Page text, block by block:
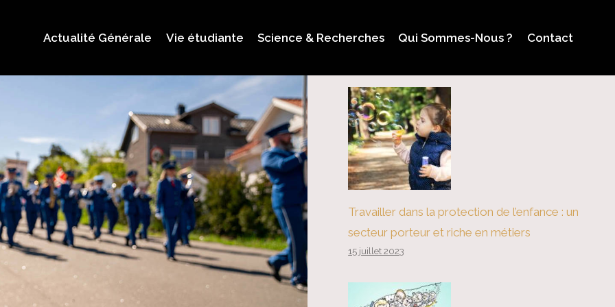
Actualité Générale Vie étudiante Science & Recherches Qui Sommes-Nous ? Contact
Travailler dans la protection de l’enfance : un
secteur porteur et riche en métiers
15 juillet 2023